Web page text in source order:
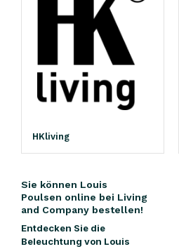
HKliving
Sie können Louis
Poulsen online bei Living
and Company bestellen!
Entdecken Sie die
Beleuchtung von Louis